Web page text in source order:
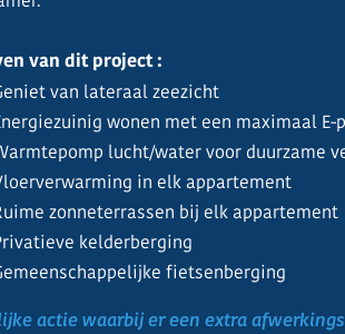
van dit project :
van lateraal zeezicht
wonen met een maximaal E-
lucht/water voor duurzame
in elk appartement
zonneterrassen bij elk appartement
kelderberging
fietsenberging
actie waarbij er een extra